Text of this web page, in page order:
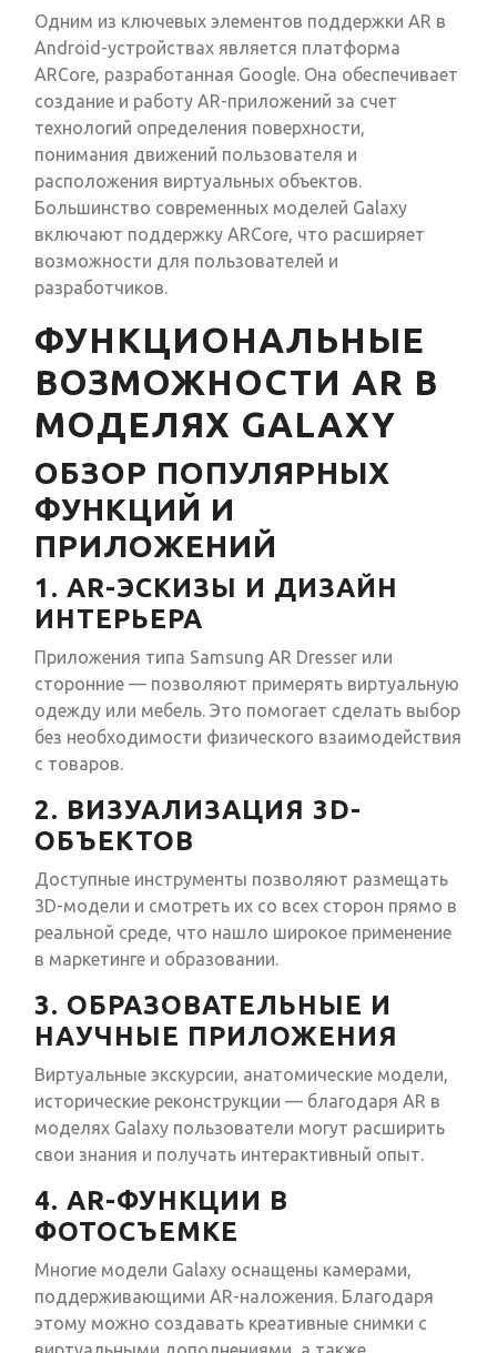
Одним из ключевых элементов поддержки AR в
Android-устройствах является платформа
ARCore, разработанная Google. Она обеспечивает
создание и работу AR-приложений за счет
технологий определения поверхности,
понимания движений пользователя и
расположения виртуальных объектов.
Большинство современных моделей Galaxy
включают поддержку ARCore, что расширяет
возможности для пользователей и
разработчиков.
ФУНКЦИОНАЛЬНЫЕ
ВОЗМОЖНОСТИ AR В
МОДЕЛЯХ GALAXY
ОБЗОР ПОПУЛЯРНЫХ
ФУНКЦИЙ И
ПРИЛОЖЕНИЙ
1. AR-ЭСКИЗЫ И ДИЗАЙН
ИНТЕРЬЕРА
Приложения типа Samsung AR Dresser или
сторонние — позволяют примерять виртуальную
одежду или мебель. Это помогает сделать выбор
без необходимости физического взаимодействия
с товаров.
2. ВИЗУАЛИЗАЦИЯ 3D-
ОБЪЕКТОВ
Доступные инструменты позволяют размещать
3D-модели и смотреть их со всех сторон прямо в
реальной среде, что нашло широкое применение
в маркетинге и образовании.
3. ОБРАЗОВАТЕЛЬНЫЕ И
НАУЧНЫЕ ПРИЛОЖЕНИЯ
Виртуальные экскурсии, анатомические модели,
исторические реконструкции — благодаря AR в
моделях Galaxy пользователи могут расширить
свои знания и получать интерактивный опыт.
4. AR-ФУНКЦИИ В
ФОТОСЪЕМКЕ
Многие модели Galaxy оснащены камерами,
поддерживающими AR-наложения. Благодаря
этому можно создавать креативные снимки с